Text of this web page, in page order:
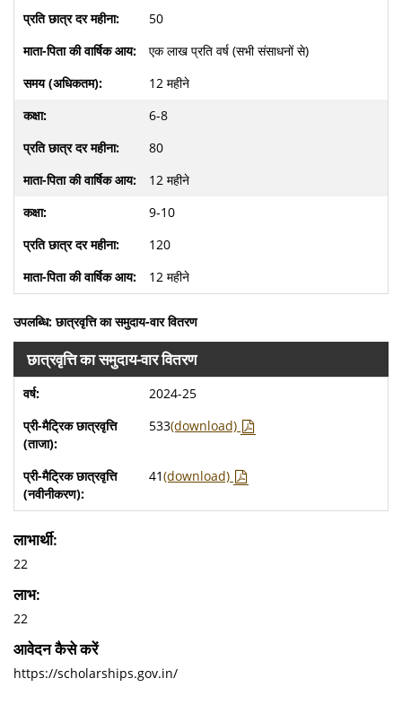
50
एक लाख प्रति वर्ष (सभी संसाधनों से)
12 महीने
6-8
80
12 महीने
9-10
120
12 महीने
उपलब्धि: छात्रवृत्ति का समुदाय-वार वितरण
छात्रवृत्ति का समुदाय-वार वितरण
2024-25
533(download)
41(download)
लाभार्थी:
22
लाभ:
22
आवेदन कैसे करें
https://scholarships.gov.in/